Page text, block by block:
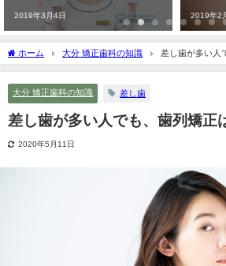
2019年3月4日 2019年2
ホーム 大分 矯正歯科の知識 差し歯が多い人
大分 矯正歯科の知識 差し歯
差し歯が多い人でも、歯列矯正
2020年5月11日